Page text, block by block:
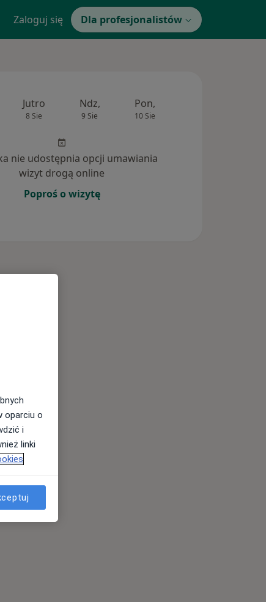
Zaloguj się Dla profesjonalistów
Jutro
8 Sie
Ndz,
9 Sie
Pon,
10 Sie
nie udostępnia opcji umawiania
wizyt drogą online
Poproś o wizytę
oparciu o
i
linki